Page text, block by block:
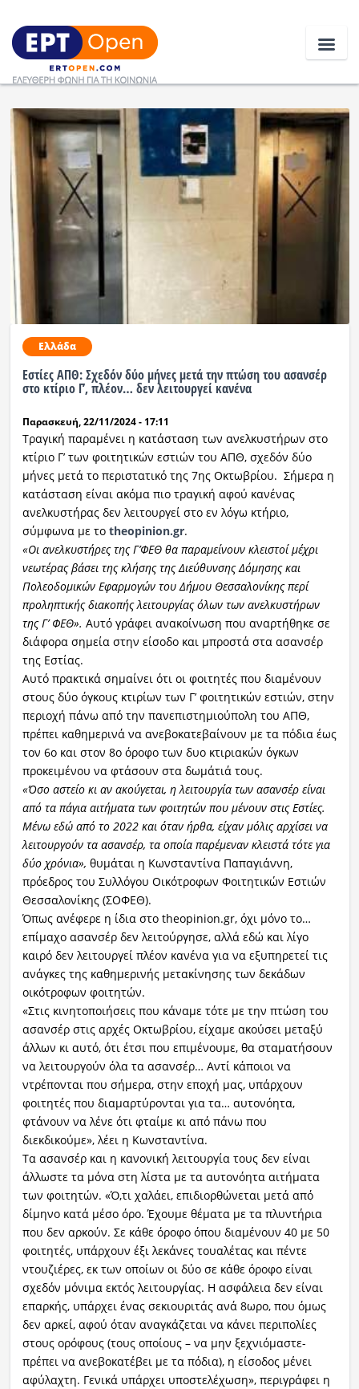
Ειδήσεις
Ελλάδα
Κοινωνία
Πολιτική
Οικονομία
Αθλητικά
Κόσμος
Ραδιόφωνο
Εκπομπές
Πολιτισμός
Ελλάδα
Εστίες ΑΠΘ: Σχεδόν δύο μήνες μετά την πτώση του ασανσέρ
στο κτίριο Γ’, πλέον… δεν λειτουργεί κανένα
Παρασκευή, 22/11/2024 - 17:11
Τραγική παραμένει η κατάσταση των ανελκυστήρων στο
κτίριο Γ’ των φοιτητικών εστιών του ΑΠΘ, σχεδόν δύο
μήνες μετά το περιστατικό της 7ης Οκτωβρίου. Σήμερα η
κατάσταση είναι ακόμα πιο τραγική αφού κανένας
ανελκυστήρας δεν λειτουργεί στο εν λόγω κτήριο,
σύμφωνα με το theopinion.gr.
«Οι ανελκυστήρες της Γ’ΦΕΘ θα παραμείνουν κλειστοί μέχρι
νεωτέρας βάσει της κλήσης της Διεύθυνσης Δόμησης και
Πολεοδομικών Εφαρμογών του Δήμου Θεσσαλονίκης περί
προληπτικής διακοπής λειτουργίας όλων των ανελκυστήρων
της Γ’ ΦΕΘ». Αυτό γράφει ανακοίνωση που αναρτήθηκε σε
διάφορα σημεία στην είσοδο και μπροστά στα ασανσέρ
της Εστίας.
Αυτό πρακτικά σημαίνει ότι οι φοιτητές που διαμένουν
στους δύο όγκους κτιρίων των Γ’ φοιτητικών εστιών, στην
περιοχή πάνω από την πανεπιστημιούπολη του ΑΠΘ,
πρέπει καθημερινά να ανεβοκατεβαίνουν με τα πόδια έως
τον 6ο και στον 8ο όροφο των δυο κτιριακών όγκων
προκειμένου να φτάσουν στα δωμάτιά τους.
«Όσο αστείο κι αν ακούγεται, η λειτουργία των ασανσέρ είναι
από τα πάγια αιτήματα των φοιτητών που μένουν στις Εστίες.
Μένω εδώ από το 2022 και όταν ήρθα, είχαν μόλις αρχίσει να
λειτουργούν τα ασανσέρ, τα οποία παρέμεναν κλειστά τότε για
δύο χρόνια», θυμάται η Κωνσταντίνα Παπαγιάννη,
πρόεδρος του Συλλόγου Οικότροφων Φοιτητικών Εστιών
Θεσσαλονίκης (ΣΟΦΕΘ).
Όπως ανέφερε η ίδια στο theopinion.gr, όχι μόνο το…
επίμαχο ασανσέρ δεν λειτούργησε, αλλά εδώ και λίγο
καιρό δεν λειτουργεί πλέον κανένα για να εξυπηρετεί τις
ανάγκες της καθημερινής μετακίνησης των δεκάδων
οικότροφων φοιτητών.
«Στις κινητοποιήσεις που κάναμε τότε με την πτώση του
ασανσέρ στις αρχές Οκτωβρίου, είχαμε ακούσει μεταξύ
άλλων κι αυτό, ότι έτσι που επιμένουμε, θα σταματήσουν
να λειτουργούν όλα τα ασανσέρ… Αντί κάποιοι να
ντρέπονται που σήμερα, στην εποχή μας, υπάρχουν
φοιτητές που διαμαρτύρονται για τα… αυτονόητα,
φτάνουν να λένε ότι φταίμε κι από πάνω που
διεκδικούμε», λέει η Κωνσταντίνα.
Τα ασανσέρ και η κανονική λειτουργία τους δεν είναι
άλλωστε τα μόνα στη λίστα με τα αυτονόητα αιτήματα
των φοιτητών. «Ό,τι χαλάει, επιδιορθώνεται μετά από
δίμηνο κατά μέσο όρο. Έχουμε θέματα με τα πλυντήρια
που δεν αρκούν. Σε κάθε όροφο όπου διαμένουν 40 με 50
φοιτητές, υπάρχουν έξι λεκάνες τουαλέτας και πέντε
ντουζιέρες, εκ των οποίων οι δύο σε κάθε όροφο είναι
σχεδόν μόνιμα εκτός λειτουργίας. Η ασφάλεια δεν είναι
επαρκής, υπάρχει ένας σεκιουριτάς ανά 8ωρο, που όμως
δεν αρκεί, αφού όταν αναγκάζεται να κάνει περιπολίες
στους ορόφους (τους οποίους – να μην ξεχνιόμαστε-
πρέπει να ανεβοκατέβει με τα πόδια), η είσοδος μένει
αφύλαχτη. Γενικά υπάρχει υποστελέχωση», περιγράφει η